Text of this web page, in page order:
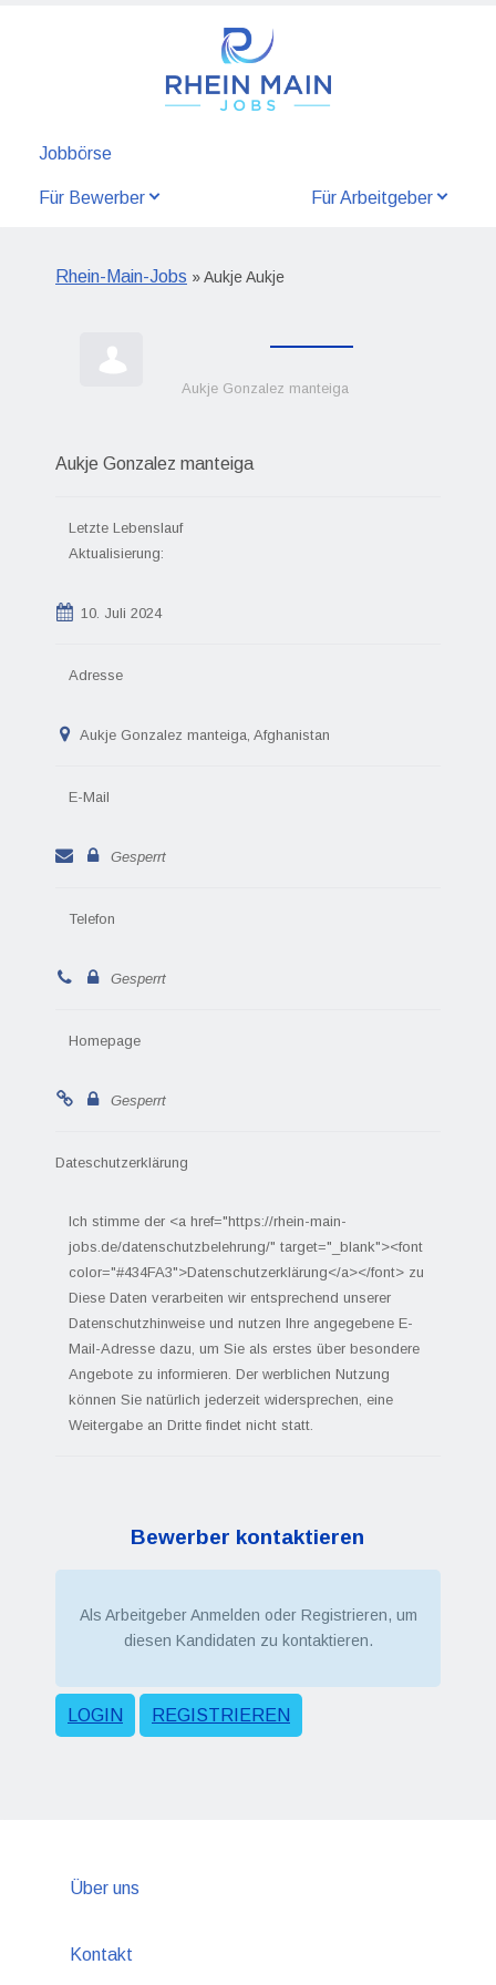
Jobbörse
Für Bewerber Für Arbeitgeber
Rhein-Main-Jobs » Aukje Aukje
Aukje Gonzalez manteiga
Aukje Gonzalez manteiga
Letzte Lebenslauf
Aktualisierung:
10. Juli 2024
Adresse
Aukje Gonzalez manteiga, Afghanistan
E-Mail
Gesperrt
Telefon
Gesperrt
Homepage
Gesperrt
Dateschutzerklärung
Ich stimme der <a href="https://rhein-main-
jobs.de/datenschutzbelehrung/" target="_blank"><font
color="#434FA3">Datenschutzerklärung</a></font> zu
Diese Daten verarbeiten wir entsprechend unserer
Datenschutzhinweise und nutzen Ihre angegebene E-
Mail-Adresse dazu, um Sie als erstes über besondere
Angebote zu informieren. Der werblichen Nutzung
können Sie natürlich jederzeit widersprechen, eine
Weitergabe an Dritte findet nicht statt.
Bewerber kontaktieren
Als Arbeitgeber Anmelden oder Registrieren, um
diesen Kandidaten zu kontaktieren.
LOGIN REGISTRIEREN
Über uns
Kontakt